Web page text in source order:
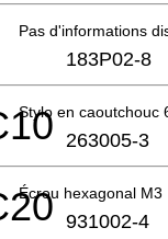
Pas d'informations
183P02-8
Stylo en caoutchouc
263005-3
Écrou hexagonal M3
931002-4